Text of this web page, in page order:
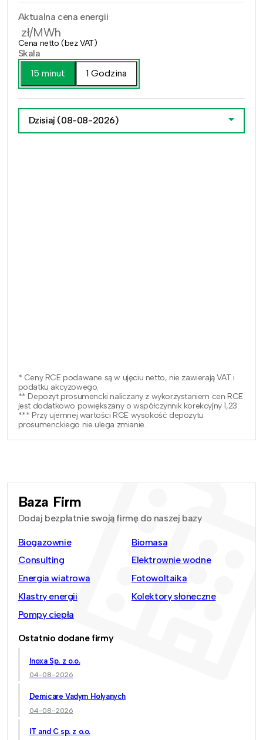
Aktualna cena energii
zł/MWh
Cena netto (bez VAT)
Skala
15 minut
1 Godzina
Dzisiaj (08-08-2026)
* Ceny RCE podawane są w ujęciu netto, nie zawierają VAT i
podatku akcyzowego.
** Depozyt prosumencki naliczany z wykorzystaniem cen RCE
jest dodatkowo powiększany o współczynnik korekcyjny 1,23.
*** Przy ujemnej wartości RCE wysokość depozytu
prosumenckiego nie ulega zmianie.
Baza Firm
Dodaj bezpłatnie swoją firmę do naszej bazy
Biogazownie
Biomasa
Consulting
Elektrownie wodne
Energia wiatrowa
Fotowoltaika
Klastry energii
Kolektory słoneczne
Pompy ciepła
Ostatnio dodane firmy
Inoxa Sp. z o.o.
04-08-2026
Demicare Vadym Holyanych
04-08-2026
IT and C sp. z o.o.